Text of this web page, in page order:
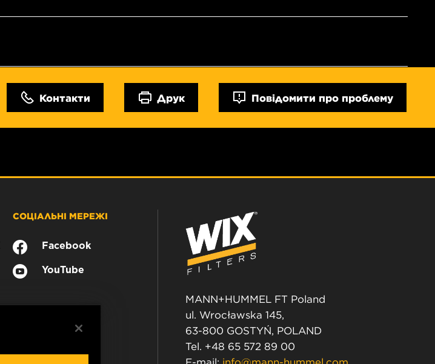
Контакти Друк Повідомити про проблему
СОЦІАЛЬНІ МЕРЕЖІ
Facebook
YouTube
MANN+HUMMEL FT Poland
ul. Wrocławska 145,
63-800 GOSTYŃ, POLAND
Tel. +48 65 572 89 00